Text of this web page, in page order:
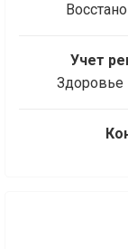
Учет
Здоровье